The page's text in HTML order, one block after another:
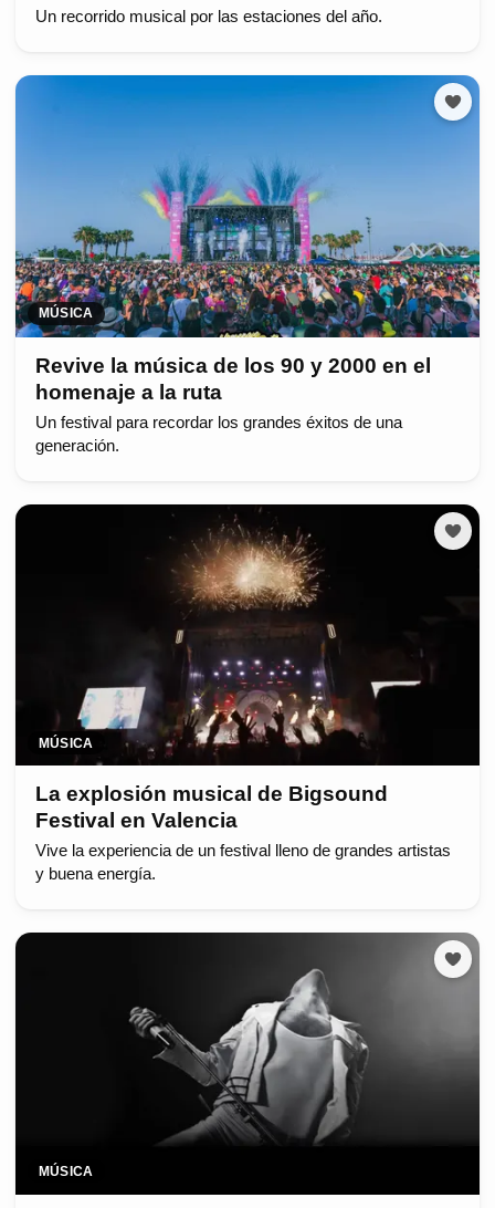
Un recorrido musical por las estaciones del año.
MÚSICA
Revive la música de los 90 y 2000 en el
homenaje a la ruta
Un festival para recordar los grandes éxitos de una
generación.
MÚSICA
La explosión musical de Bigsound
Festival en Valencia
Vive la experiencia de un festival lleno de grandes artistas
y buena energía.
MÚSICA